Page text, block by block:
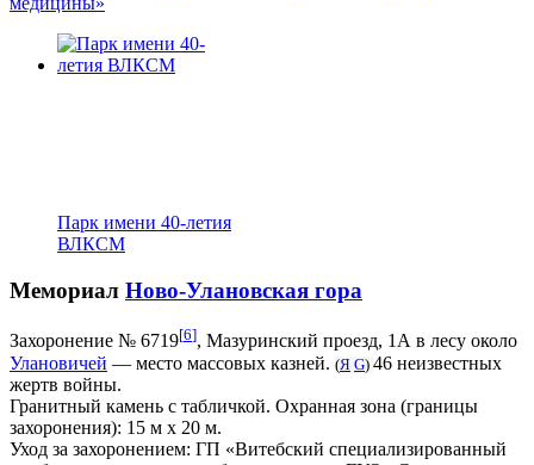
Парк имени 40-летия
ВЛКСМ
Мемориал Ново-Улановская гора
Захоронение № 6719[6], Мазуринский проезд, 1А в лесу около
Улановичей — место массовых казней. (Я G) 46 неизвестных
жертв войны.
Гранитный камень с табличкой. Охранная зона (границы
захоронения): 15 м х 20 м.
Уход за захоронением: ГП «Витебский специализированный